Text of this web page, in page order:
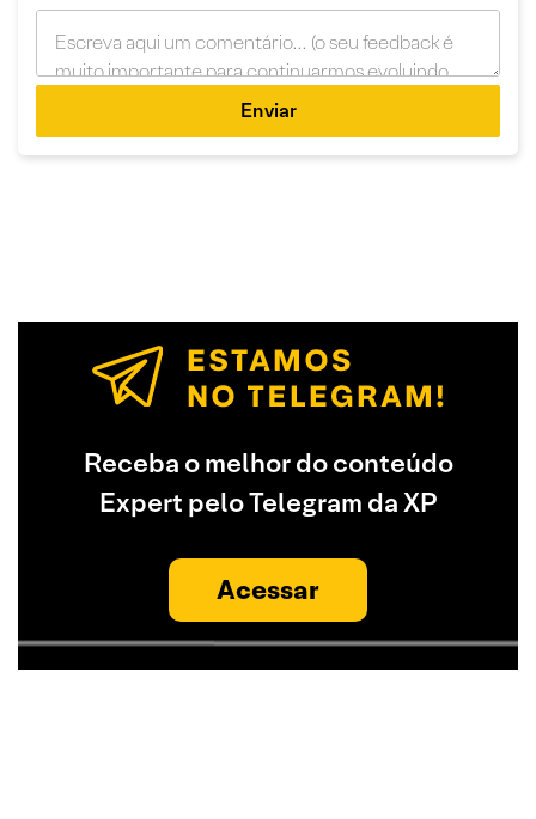
Enviar
Receba o melhor do conteúdo
Expert pelo Telegram da XP
Acessar